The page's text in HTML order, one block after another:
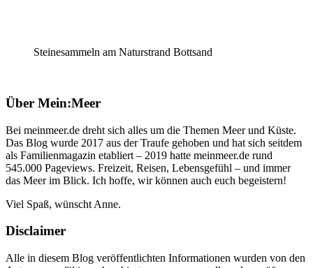
Steinesammeln am Naturstrand Bottsand
Über Mein:Meer
Bei meinmeer.de dreht sich alles um die Themen Meer und Küste.
Das Blog wurde 2017 aus der Traufe gehoben und hat sich seitdem
als Familienmagazin etabliert – 2019 hatte meinmeer.de rund
545.000 Pageviews. Freizeit, Reisen, Lebensgefühl – und immer
das Meer im Blick. Ich hoffe, wir können auch euch begeistern!
Viel Spaß, wünscht Anne.
Disclaimer
Alle in diesem Blog veröffentlichten Informationen wurden von den